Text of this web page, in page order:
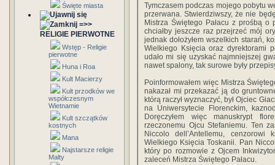
Święte miasta
=>>
RELIGIE PIERWOTNE
Wstęp - Religie
pierwotne
Huna i Roa
Kult Macierzy
Kult przodków we
współczesnym
Wietnamie
Kult szczątków
kostnych
Mana
Najstarsze religie
Malty
Tymczasem podczas mojego pobytu
przerwana. Stwierdziwszy, że nie
Mistrza Świętego Pałacu z prośbą
chciałby jeszcze raz przejrzeć mój
jednak dołożyłem wszelkich starań,
Wielkiego Księcia oraz dyrektorami
udało mi się uzyskać najmniejszej
nawet spalony, tak surowe były
Poinformowałem więc Mistrza
nakazał mi przekazać ją do
którą raczył wyznaczyć, był Ojciec
na Uniwersytecie Florenckim,
Doręczyłem więc manuskrypt
rzeczonemu Ojcu Stefaniemu. Ten
Niccolo dell’Antellemu,
Wielkiego Księcia Toskanii. Pan
który po rozmowie z Ojcem
zaleceń Mistrza Świętego Pałacu.